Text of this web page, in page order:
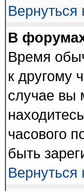
Вернуться
В
Время
к другому
случае вы
часового
быть
Вернуться